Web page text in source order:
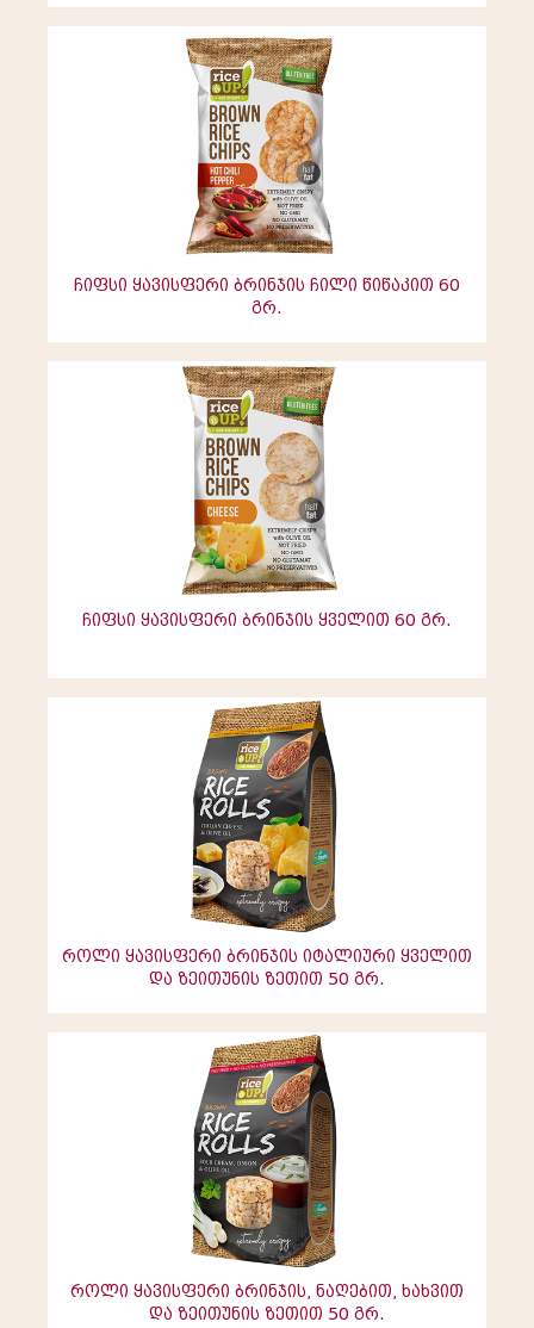
ჩიფსი ყავისფერი ბრინჯის ჩილი წიწაკით 60
გრ.
ჩიფსი ყავისფერი ბრინჯის ყველით 60 გრ.
როლი ყავისფერი ბრინჯის იტალიური ყველით
და ზეითუნის ზეთით 50 გრ.
როლი ყავისფერი ბრინჯის, ნაღებით, ხახვით
და ზეითუნის ზეთით 50 გრ.